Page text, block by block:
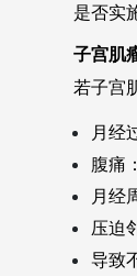
是否实
子宫肌
若子宫
月经
腹痛
月经
压迫
导致